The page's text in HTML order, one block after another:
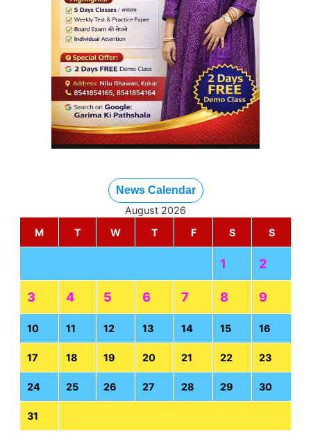
News Calendar
August 2026
M
T W T F S S
1 2
3 4 5 6 7 8 9
10 11 12 13 14 15 16
17 18 19 20 21 22 23
24 25 26 27 28 29 30
31